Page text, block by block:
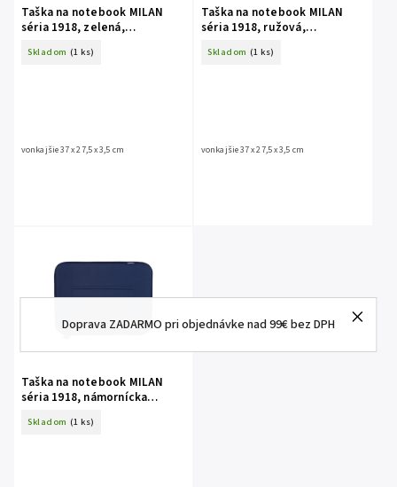
Doprava ZADARMO pri objednávke nad 99€ bez DPH
Taška na notebook MILAN
séria 1918, zelená,
Skladom (1 ks)
vonkajšie 37 x 27,5 x 3,5 cm
Taška na notebook MILAN
séria 1918, ružová,
Skladom (1 ks)
vonkajšie 37 x 27,5 x 3,5 cm
Taška na notebook MILAN
séria 1918, námornícka
Skladom (1 ks)